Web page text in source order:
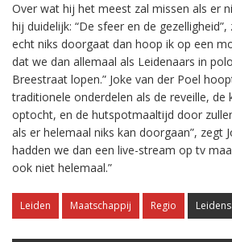
Over wat hij het meest zal missen als er
hij duidelijk: “De sfeer en de gezelligheid”,
echt niks doorgaat dan hoop ik op een
dat we dan allemaal als Leidenaars in
Breestraat lopen.” Joke van der Poel
traditionele onderdelen als de reveille, de
optocht, en de hutspotmaaltijd door
als er helemaal niks kan doorgaan”, zegt
hadden we dan een live-stream op tv
ook niet helemaal.”
Leiden Maatschappij Regio